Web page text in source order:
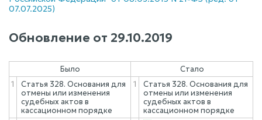
07.07.2025)
Обновление от 29.10.2019
Было
Стало
1
Статья 328. Основания для
отмены или изменения
судебных актов в
кассационном порядке
1
Статья 328. Основания для
отмены или изменения
судебных актов в
кассационном порядке